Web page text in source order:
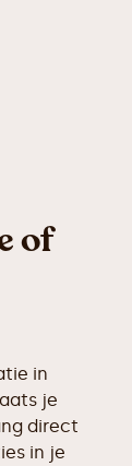
of
in
je
direct
in je